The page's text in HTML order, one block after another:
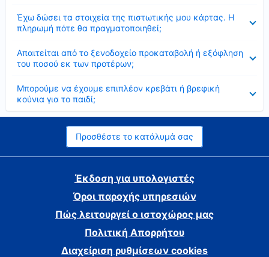
Έχω δώσει τα στοιχεία της πιστωτικής μου κάρτας. Η
πληρωμή πότε θα πραγματοποιηθεί;
Απαιτείται από το ξενοδοχείο προκαταβολή ή εξόφληση
του ποσού εκ των προτέρων;
Μπορούμε να έχουμε επιπλέον κρεβάτι ή βρεφική
κούνια για το παιδί;
Προσθέστε το κατάλυμά σας
Έκδοση για υπολογιστές
Όροι παροχής υπηρεσιών
Πώς λειτουργεί ο ιστοχώρος μας
Πολιτική Απορρήτου
Διαχείριση ρυθμίσεων cookies